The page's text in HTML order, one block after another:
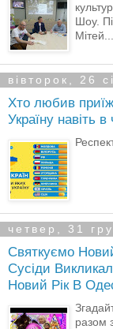
Шоу.
Мітей...
вівторок, 26
Хто любив
Україну навіть
четвер, 31
Святкуємо
Сусіди
Новий Рік В
разом